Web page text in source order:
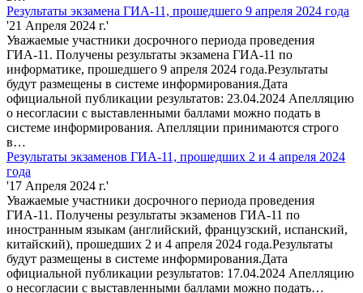
Результаты экзамена ГИА-11, прошедшего 9 апреля 2024 года
'21 Апреля 2024 г.'
Уважаемые участники досрочного периода проведения
ГИА-11. Получены результаты экзамена ГИА-11 по
информатике, прошедшего 9 апреля 2024 года.Результаты
будут размещены в системе информирования.Дата
официальной публикации результатов: 23.04.2024 Апелляцию
о несогласии с выставленными баллами можно подать в
системе информирования. Апелляции принимаются строго
в…
Результаты экзаменов ГИА-11, прошедших 2 и 4 апреля 2024
года
'17 Апреля 2024 г.'
Уважаемые участники досрочного периода проведения
ГИА-11. Получены результаты экзаменов ГИА-11 по
иностранным языкам (английский, французский, испанский,
китайский), прошедших 2 и 4 апреля 2024 года.Результаты
будут размещены в системе информирования.Дата
официальной публикации результатов: 17.04.2024 Апелляцию
о несогласии с выставленными баллами можно подать…